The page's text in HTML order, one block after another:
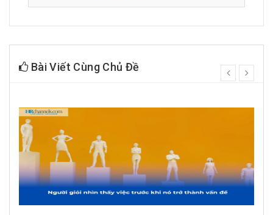
Bài Viết Cùng Chủ Đề
prev
next